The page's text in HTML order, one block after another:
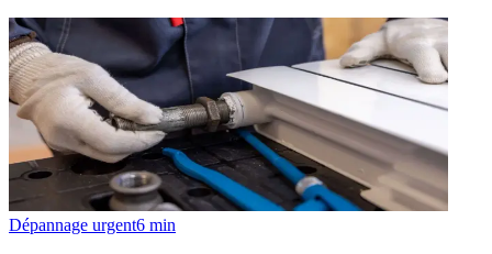
Dépannage urgent6 min